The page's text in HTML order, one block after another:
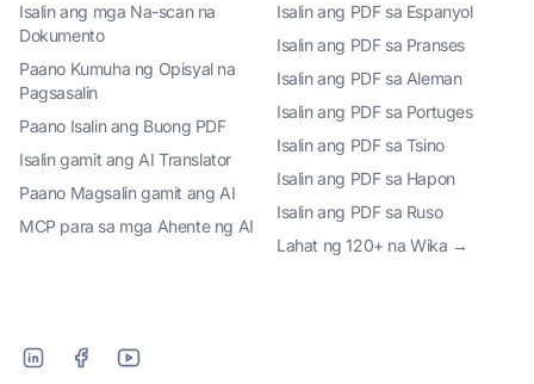
Isalin ang mga Na-scan na
Dokumento
Paano Kumuha ng Opisyal na
Pagsasalin
Paano Isalin ang Buong PDF
Isalin gamit ang AI Translator
Paano Magsalin gamit ang AI
MCP para sa mga Ahente ng AI
Isalin ang PDF sa Espanyol
Isalin ang PDF sa Pranses
Isalin ang PDF sa Aleman
Isalin ang PDF sa Portuges
Isalin ang PDF sa Tsino
Isalin ang PDF sa Hapon
Isalin ang PDF sa Ruso
Lahat ng 120+ na Wika →